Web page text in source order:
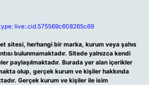
live:.cid.575569c608265c69
sitesi, herhangi bir marka, kurum veya şahıs
bulunmamaktadır. Sitede yalnızca kendi
paylaşılmaktadır. Burada yer alan içerikler
olup, gerçek kurum ve kişiler hakkında
Gerçek kurum ve kişiler ile isim